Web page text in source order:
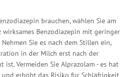
brauchen, wählen Sie am
wirksames Benzodiazepin mit geringer
Nehmen Sie es nach dem Stillen ein,
in der Milch erst nach der
ist. Vermeiden Sie Alprazolam - es hat
erhöht das Risiko für Schläfrigkeit